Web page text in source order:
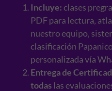
Incluye:clases
PDF para lectura,
nuestro equipo,
clasificación
personalizada vía
Entrega de
todas las